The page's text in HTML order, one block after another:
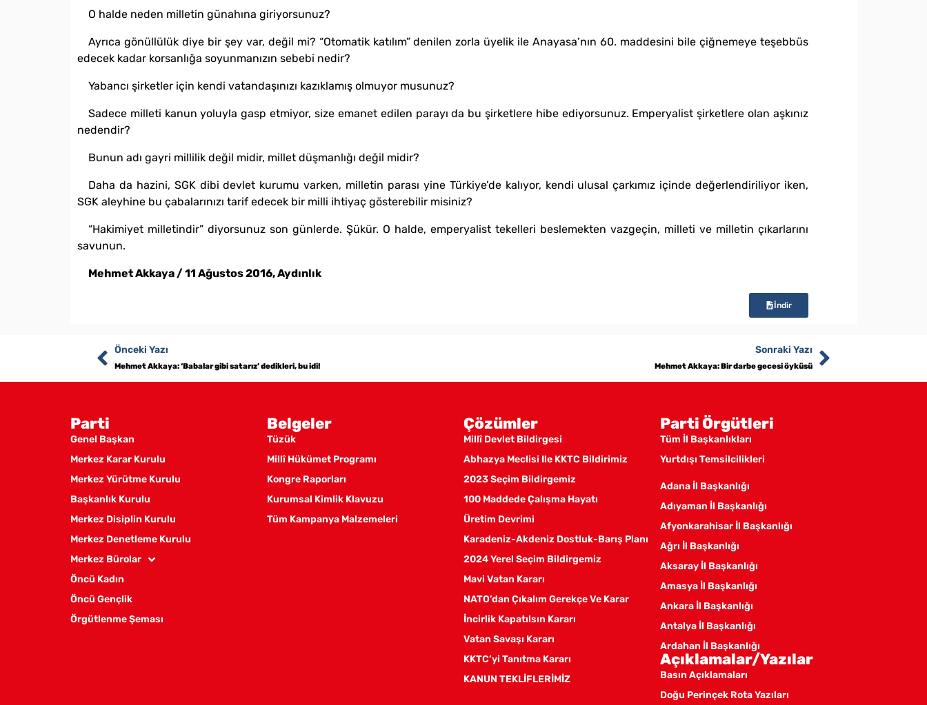
O halde neden milletin günahına giriyorsunuz?
Ayrıca gönüllülük diye bir şey var, değil mi? “Otomatik katılım” denilen zorla üyelik ile Anayasa’nın 60. maddesini bile çiğnemeye teşebbüs
edecek kadar korsanlığa soyunmanızın sebebi nedir?
Yabancı şirketler için kendi vatandaşınızı kazıklamış olmuyor musunuz?
Sadece milleti kanun yoluyla gasp etmiyor, size emanet edilen parayı da bu şirketlere hibe ediyorsunuz. Emperyalist şirketlere olan aşkınız
nedendir?
Bunun adı gayri millilik değil midir, millet düşmanlığı değil midir?
Daha da hazini, SGK dibi devlet kurumu varken, milletin parası yine Türkiye’de kalıyor, kendi ulusal çarkımız içinde değerlendiriliyor iken,
SGK aleyhine bu çabalarınızı tarif edecek bir milli ihtiyaç gösterebilir misiniz?
“Hakimiyet milletindir” diyorsunuz son günlerde. Şükür. O halde, emperyalist tekelleri beslemekten vazgeçin, milleti ve milletin çıkarlarını
savunun.
Mehmet Akkaya / 11 Ağustos 2016, Aydınlık
İndir
Önceki Yazı
Mehmet Akkaya: ‘Babalar gibi satarız’ dedikleri, bu idi!
Sonraki Yazı
Mehmet Akkaya: Bir darbe gecesi öyküsü
Parti
Genel Başkan
Merkez Karar Kurulu
Merkez Yürütme Kurulu
Başkanlık Kurulu
Merkez Disiplin Kurulu
Merkez Denetleme Kurulu
Merkez Bürolar
Öncü Kadın
Öncü Gençlik
Örgütlenme Şeması
Belgeler
Tüzük
Millî Hükümet Programı
Kongre Raporları
Kurumsal Kimlik Klavuzu
Tüm Kampanya Malzemeleri
Çözümler
Millî Devlet Bildirgesi
Abhazya Meclisi Ile KKTC Bildirimiz
2023 Seçim Bildirgemiz
100 Maddede Çalışma Hayatı
Üretim Devrimi
Karadeniz-Akdeniz Dostluk-Barış Planı
2024 Yerel Seçim Bildirgemiz
Mavi Vatan Kararı
NATO’dan Çıkalım Gerekçe Ve Karar
İncirlik Kapatılsın Kararı
Vatan Savaşı Kararı
KKTC’yi Tanıtma Kararı
KANUN TEKLİFLERİMİZ
Parti Örgütleri
Tüm İl Başkanlıkları
Yurtdışı Temsilcilikleri
Adana İl Başkanlığı
Adıyaman İl Başkanlığı
Afyonkarahisar İl Başkanlığı
Ağrı İl Başkanlığı
Aksaray İl Başkanlığı
Amasya İl Başkanlığı
Ankara İl Başkanlığı
Antalya İl Başkanlığı
Ardahan İl Başkanlığı
Artvin İl Başkanlığı
Açıklamalar/Yazılar
Basın Açıklamaları
Doğu Perinçek Rota Yazıları